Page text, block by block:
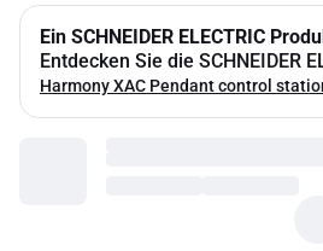
Ein SCHNEIDER ELECTRIC
Entdecken Sie die SCHNEIDER
Harmony XAC Pendant control